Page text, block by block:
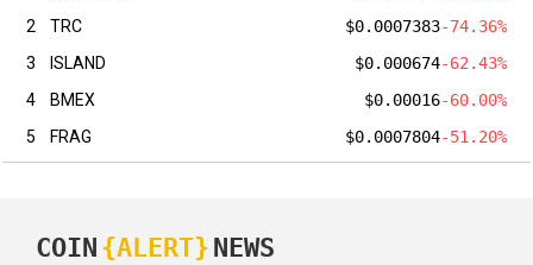
2
TRC $0.0007383-74.36%
3
ISLAND $0.000674-62.43%
4
BMEX $0.00016-60.00%
5
FRAG $0.0007804-51.20%
COIN {ALERT} NEWS